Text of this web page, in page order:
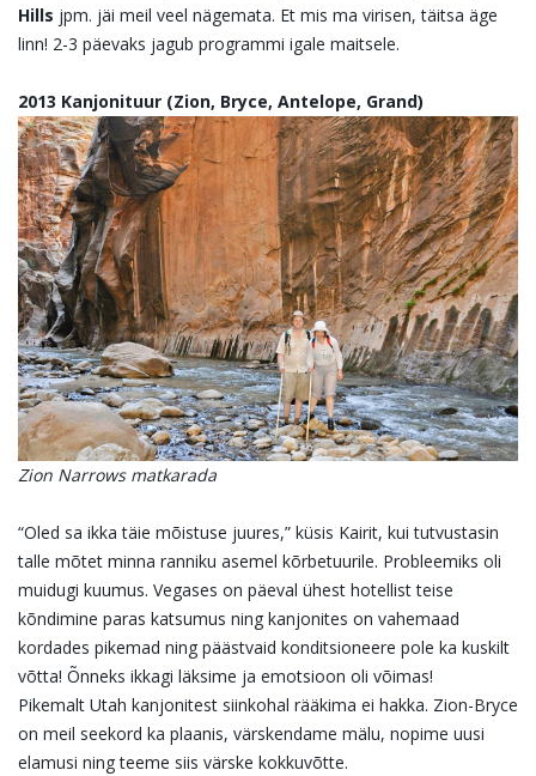
Hills jpm. jäi meil veel nägemata. Et mis ma virisen, täitsa äge
linn! 2-3 päevaks jagub programmi igale maitsele.
2013 Kanjonituur (Zion, Bryce, Antelope, Grand)
Zion Narrows matkarada
“Oled sa ikka täie mõistuse juures,” küsis Kairit, kui tutvustasin
talle mõtet minna ranniku asemel kõrbetuurile. Probleemiks oli
muidugi kuumus. Vegases on päeval ühest hotellist teise
kõndimine paras katsumus ning kanjonites on vahemaad
kordades pikemad ning päästvaid konditsioneere pole ka kuskilt
võtta! Õnneks ikkagi läksime ja emotsioon oli võimas!
Pikemalt Utah kanjonitest siinkohal rääkima ei hakka. Zion-Bryce
on meil seekord ka plaanis, värskendame mälu, nopime uusi
elamusi ning teeme siis värske kokkuvõtte.